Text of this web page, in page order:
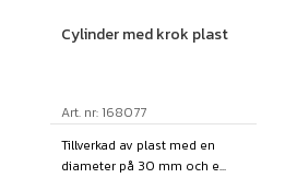
Cylinder med krok plast
Art. nr: 168077
Tillverkad av plast med en
diameter på 30 mm och e...